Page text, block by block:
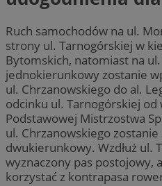
Ruch samochodów na ul.
strony ul. Tarnogórskiej w
Bytomskich, natomiast na
jednokierunkowy zostanie
ul. Chrzanowskiego do al.
odcinku ul. Tarnogórskiej od
Podstawowej Mistrzostwa
ul. Chrzanowskiego
dwukierunkowy. Wzdłuż ul.
wyznaczony pas postojowy,
korzystać z kontrapasa